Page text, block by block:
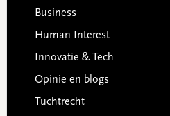
Business
Human Interest
Innovatie & Tech
Opinie en blogs
Tuchtrecht